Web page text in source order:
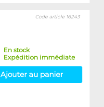
Code article 16243
En stock
Expédition immédiate
Ajouter au panier